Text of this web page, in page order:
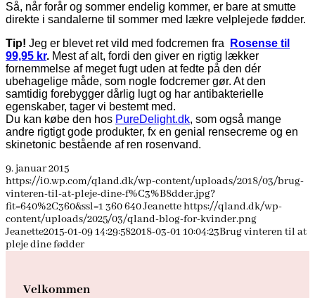
Så, når forår og sommer endelig kommer, er bare at smutte
direkte i sandalerne til sommer med lækre velplejede fødder.
Tip! Jeg er blevet ret vild med fodcremen fra
Rosense til
99,95 kr. Mest af alt, fordi den giver en rigtig lækker
fornemmelse af meget fugt uden at fedte på den dér
ubehagelige måde, som nogle fodcremer gør. At den
samtidig forebygger dårlig lugt og har antibakterielle
egenskaber, tager vi bestemt med.
Du kan købe den hos PureDelight.dk, som også mange
andre rigtigt gode produkter, fx en genial rensecreme og en
skinetonic bestående af ren rosenvand.
9. januar 2015
https://i0.wp.com/qland.dk/wp-content/uploads/2018/03/brug-
vinteren-til-at-pleje-dine-f%C3%B8dder.jpg?
fit=640%2C360&ssl=1 360640Jeanettehttps://qland.dk/wp-
content/uploads/2025/03/qland-blog-for-kvinder.png
Jeanette2015-01-09 14:29:582018-03-01 10:04:23Brug vinteren til at
pleje dine fødder
Velkommen